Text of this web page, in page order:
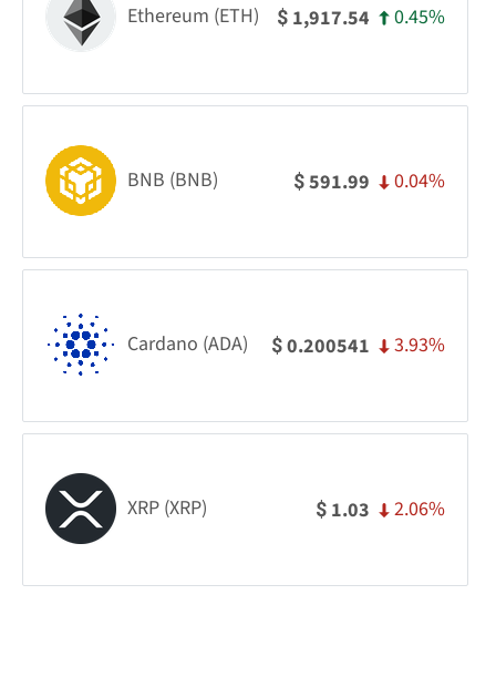
Ethereum (ETH) $ 1,917.54 0.45%
BNB (BNB) $591.99 0.04%
Cardano (ADA) $0.200541 3.93%
XRP (XRP) $ 1.03 2.06%